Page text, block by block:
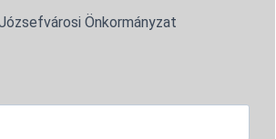
Önkormányzat